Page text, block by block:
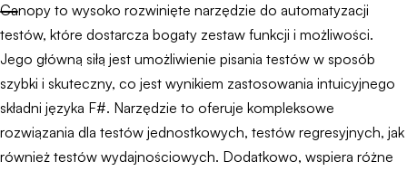
Canopy to wysoko rozwinięte narzędzie do automatyzacji
testów, które dostarcza bogaty zestaw funkcji i możliwości.
Jego główną siłą jest umożliwienie pisania testów w sposób
szybki i skuteczny, co jest wynikiem zastosowania intuicyjnego
składni języka F#. Narzędzie to oferuje kompleksowe
rozwiązania dla testów jednostkowych, testów regresyjnych, jak
również testów wydajnościowych. Dodatkowo, wspiera różne